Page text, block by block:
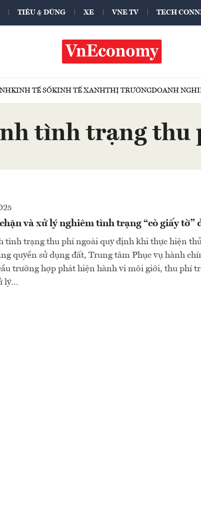
TIÊU & DÙNG XE VNE TV TECH
KINH TẾ SỐKINH TẾ XANHTHỊ TRƯỜNGDOANH
tình trạng thu
và xử lý nghiêm tình trạng “cò giấy tờ”
tình trạng thu phí ngoài quy định khi thực hiện
quyền sử dụng đất, Trung tâm Phục vụ hành
trường hợp phát hiện hành vi môi giới, thu phí
lý…